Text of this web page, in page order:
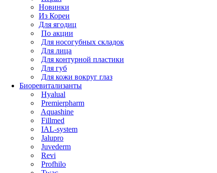
Новинки
Из Кореи
Для ягодиц
По акции
Для носогубных складок
Для лица
Для контурной пластики
Для губ
Для кожи вокруг глаз
Биоревитализанты
Hyalual
Premierpharm
Aquashine
Fillmed
IAL-system
Jalupro
Juvederm
Revi
Profhilo